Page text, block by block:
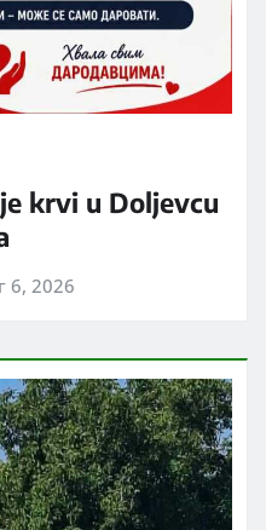
krvi u Doljevcu
6, 2026